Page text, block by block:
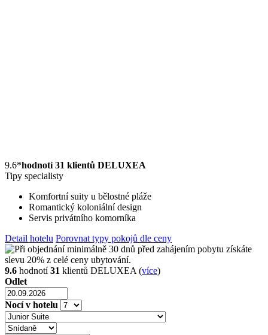
9.6*hodnotí 31 klientů DELUXEA
Tipy specialisty
Komfortní suity u bělostné pláže
Romantický koloniální design
Servis privátního komorníka
Detail hotelu Porovnat typy pokojů dle ceny
9.6 hodnotí31 klientů DELUXEA (více)
Odlet
Nocí v hotelu